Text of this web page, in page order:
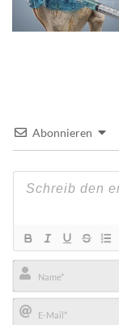
Abonnieren
Name*